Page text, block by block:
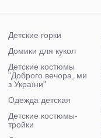
Детские горки
Домики для кукол
Детские костюмы
"Доброго вечора, ми
з України"
Одежда детская
Детские костюмы-
тройки